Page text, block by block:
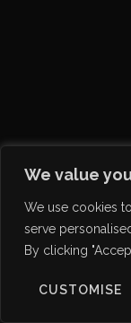
We value
We use cookies
serve
By clicking
CUSTOMISE